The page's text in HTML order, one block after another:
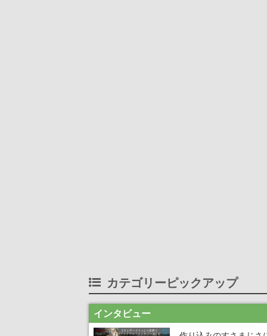
カテゴリーピックアップ
インタビュー